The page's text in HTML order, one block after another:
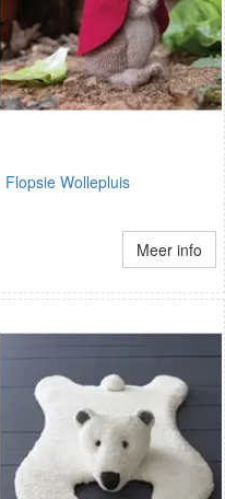
Flopsie Wollepluis
Meer info